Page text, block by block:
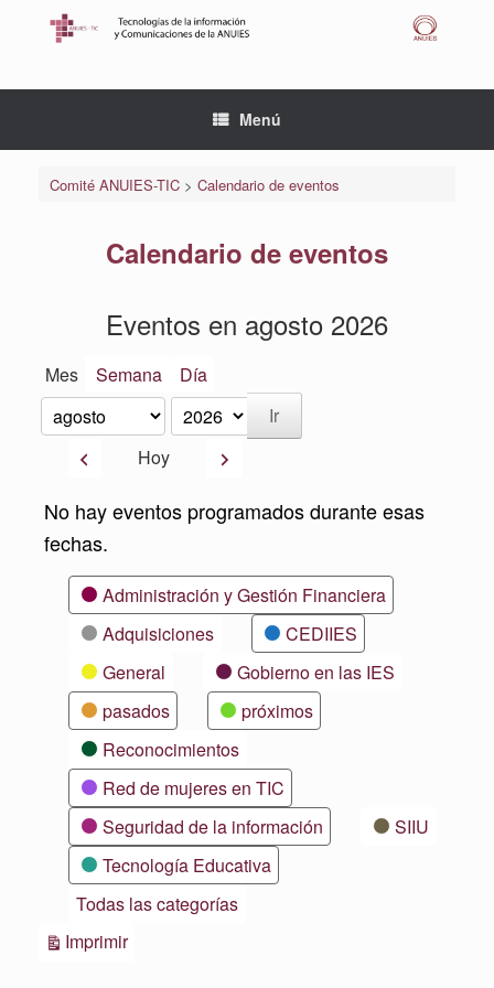
Menú
Comité ANUIES-TIC> Calendario de eventos
Calendario de eventos
Eventos en agosto 2026
Mes Semana Día
Mes
Año
AnteriorHoy Siguiente
No hay eventos programados durante esas
fechas.
CategoríasAdministración y Gestión Financiera
Adquisiciones
CEDIIES
General
Gobierno en las IES
pasados
próximos
Reconocimientos
Red de mujeres en TIC
Seguridad de la información
SIIU
Tecnología Educativa
Todas las categorías
ImprimirVistas